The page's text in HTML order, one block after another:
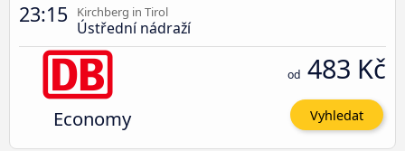
23:15 Kirchberg in Tirol
Ústřední nádraží
Economy
od 483 Kč
Vyhledat